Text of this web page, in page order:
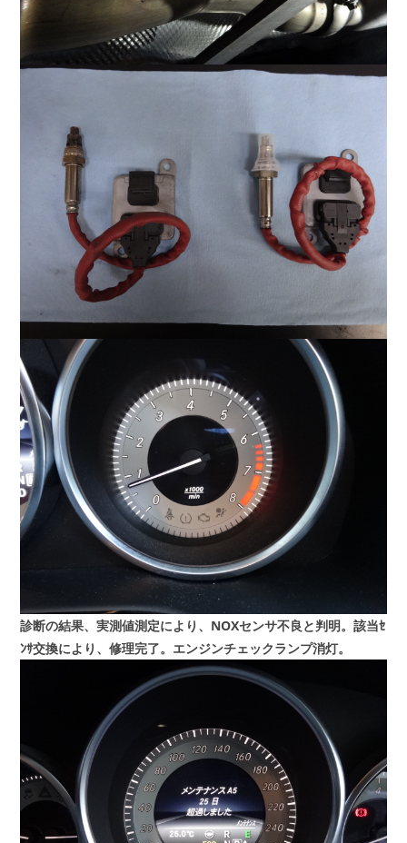
診断の結果、実測値測定により、NOXセンサ不良と判明。該当ｾ
ﾝｻ交換により、修理完了。エンジンチェックランプ消灯。